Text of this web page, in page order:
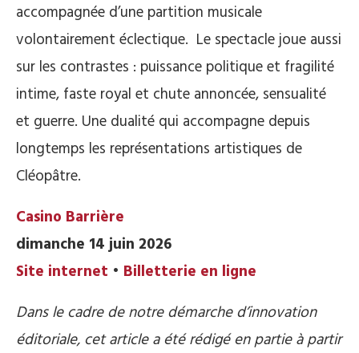
accompagnée d’une partition musicale
volontairement éclectique. Le spectacle joue aussi
sur les contrastes : puissance politique et fragilité
intime, faste royal et chute annoncée, sensualité
et guerre. Une dualité qui accompagne depuis
longtemps les représentations artistiques de
Cléopâtre.
Casino Barrière
dimanche 14 juin 2026
Site internet • Billetterie en ligne
Dans le cadre de notre démarche d’innovation
éditoriale, cet article a été rédigé en partie à partir